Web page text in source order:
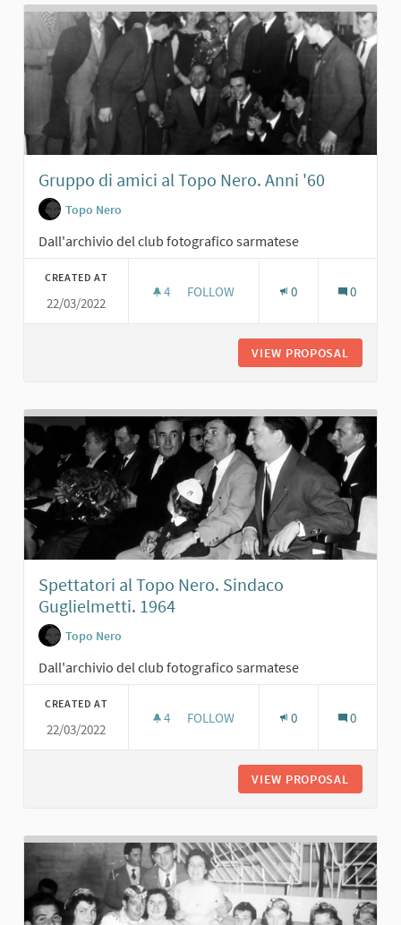
Gruppo di amici al Topo Nero. Anni '60
Topo Nero
Dall'archivio del club fotografico sarmatese
CREATED AT
22/03/2022
4 4 FOLLOWERS
FOLLOW 0 0
VIEW PROPOSAL
Spettatori al Topo Nero. Sindaco
Guglielmetti. 1964
Topo Nero
Dall'archivio del club fotografico sarmatese
CREATED AT
22/03/2022
4 4 FOLLOWERS
FOLLOW 0 0
VIEW PROPOSAL